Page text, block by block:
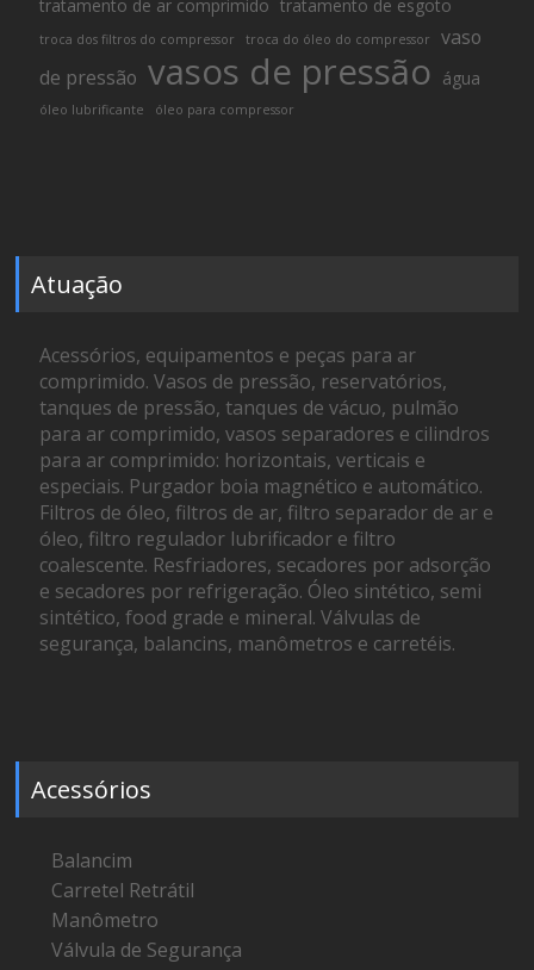
tratamento de ar comprimido tratamento de esgoto
troca dos filtros do compressor troca do óleo do compressor
vaso
de pressão vasos de pressão água
óleo lubrificante óleo para compressor
Atuação
Acessórios, equipamentos e peças para ar
comprimido. Vasos de pressão, reservatórios,
tanques de pressão, tanques de vácuo, pulmão
para ar comprimido, vasos separadores e cilindros
para ar comprimido: horizontais, verticais e
especiais. Purgador boia magnético e automático.
Filtros de óleo, filtros de ar, filtro separador de ar e
óleo, filtro regulador lubrificador e filtro
coalescente. Resfriadores, secadores por adsorção
e secadores por refrigeração. Óleo sintético, semi
sintético, food grade e mineral. Válvulas de
segurança, balancins, manômetros e carretéis.
Acessórios
Balancim
Carretel Retrátil
Manômetro
Válvula de Segurança